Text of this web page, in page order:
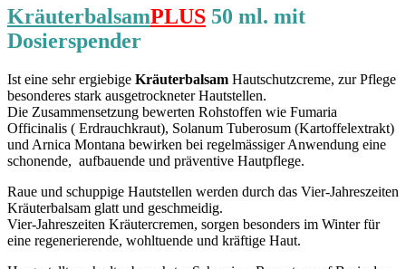
KräuterbalsamPLUS 50 ml. mit
Dosierspender
Ist eine sehr ergiebige Kräuterbalsam Hautschutzcreme, zur Pflege
besonderes stark ausgetrockneter Hautstellen.
Die Zusammensetzung bewerten Rohstoffen wie Fumaria
Officinalis ( Erdrauchkraut), Solanum Tuberosum (Kartoffelextrakt)
und Arnica Montana bewirken bei regelmässiger Anwendung eine
schonende, aufbauende und präventive Hautpflege.
Raue und schuppige Hautstellen werden durch das Vier-Jahreszeiten
Kräuterbalsam glatt und geschmeidig.
Vier-Jahreszeiten Kräutercremen, sorgen besonders im Winter für
eine regenerierende, wohltuende und kräftige Haut.